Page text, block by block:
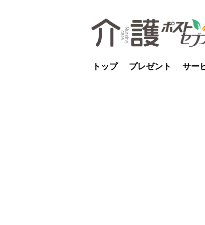
トップ プレゼント サー